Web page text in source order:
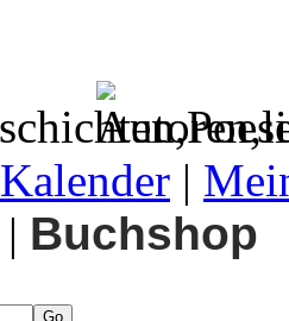
Kalender |
| Buchshop